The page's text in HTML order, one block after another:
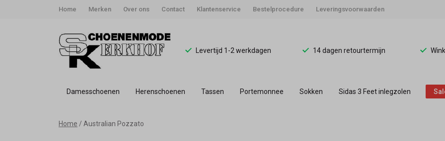
Home Merken Over ons Contact Klantenservice Bestelprocedure Leveringsvoorwaarden
Levertijd 1-2 werkdagen 14 dagen retourtermijn
Damesschoenen Herenschoenen Tassen Portemonnee Sokken Sidas 3 Feet inlegzolen
Australian
Home Australian Pozzato